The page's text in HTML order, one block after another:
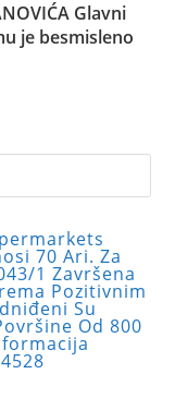
Glavni
je besmisleno
70 Ari. Za
1 Završena
Pozitivnim
Su
Od 800